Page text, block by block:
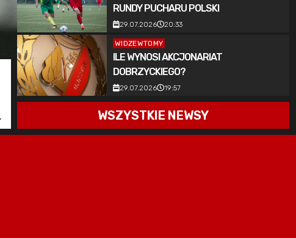
RUNDY PUCHARU POLSKI
29.07.2026 20:33
WIDZEWTOMY
ILE WYNOSI AKCJONARIAT
DOBRZYCKIEGO?
29.07.2026 19:57
WSZYSTKIE NEWSY